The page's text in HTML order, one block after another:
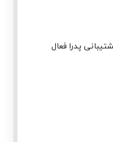
پدرا فعال